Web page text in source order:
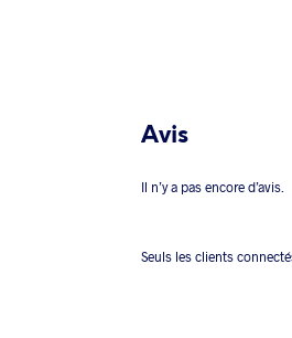
Avis
Il n’y a pas encore d’avis.
Seuls les clients